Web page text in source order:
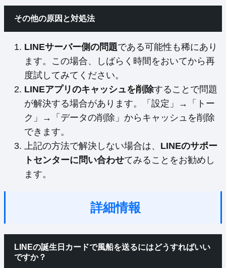
その他の原因と対処法
LINEサーバー側の問題である可能性も稀にあり
ます。この場合、しばらく時間をおいてから再
度試してみてください。
LINEアプリのキャッシュを削除することで問題
が解決する場合があります。「設定」→「トー
ク」→「データの削除」からキャッシュを削除
できます。
上記の方法で解決しない場合は、 LINEのサポー
トセンターに問い合わせてみることをお勧めし
ます。
詳細情報
LINEの誕生日カードで風船を送るにはどうすればいい
ですか？